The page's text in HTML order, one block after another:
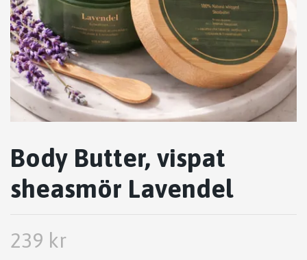
Body Butter, vispat
sheasmör Lavendel
239 kr